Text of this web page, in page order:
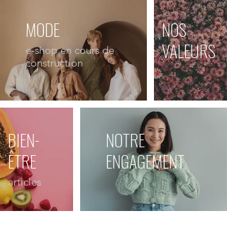
MODE
e-shop en cours de
construction
NOS
VALEURS
BIEN-
ÊTRE
articles
NOTRE
ENGAGEMENT